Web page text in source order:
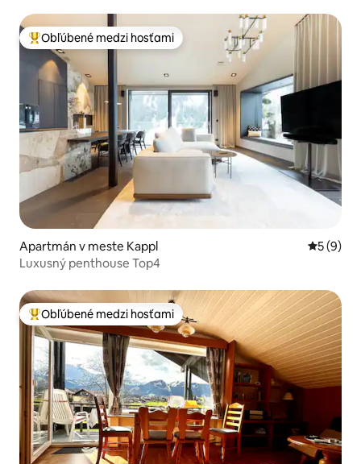
Najobľúbenejšie medzi hosťami
Obľúbené medzi hosťami
Apartmán v meste Kappl
5 (9)
Luxusný penthouse Top4
Najobľúbenejšie medzi hosťami
Obľúbené medzi hosťami